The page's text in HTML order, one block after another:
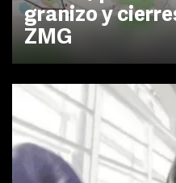
granizo y
ZMG